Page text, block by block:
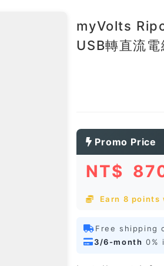
myVolts
USB轉直流電
Promo Price
NT$
Earn 8
Free shipping
3/6-month 0%